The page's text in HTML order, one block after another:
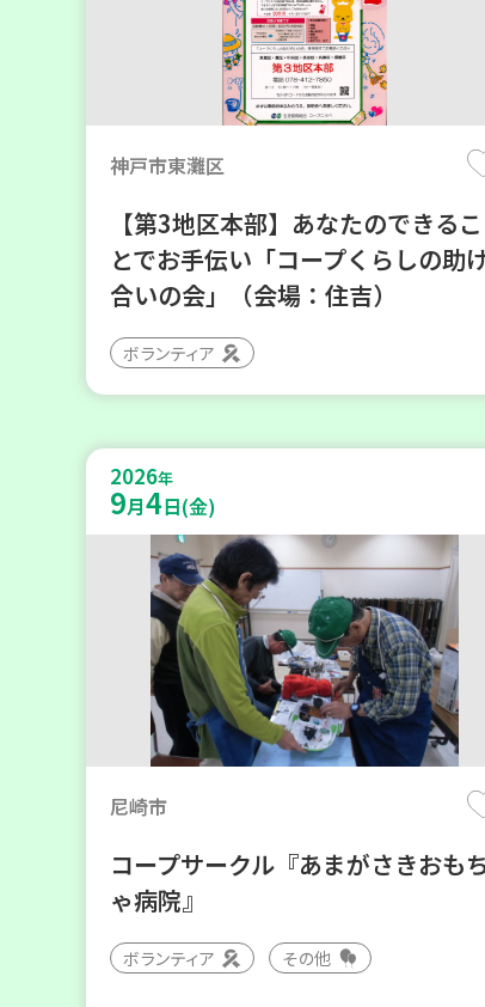
神戸市東灘区
【第3地区本部】あなたのできるこ
とでお手伝い「コープくらしの助
合いの会」（会場：住吉）
ボランティア
2026年
9月4日(金)
尼崎市
コープサークル『あまがさきおも
ゃ病院』
ボランティア その他